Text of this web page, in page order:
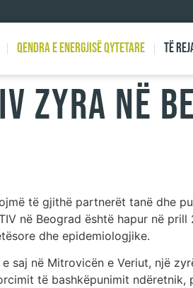
Qendra e Energjisë Qytetare Të
ZYRA NË
të gjithë partnerët tanë dhe
në Beograd është hapur në
dhe epidemiologjike.
e saj në Mitrovicën e Veriut, një
të bashkëpunimit